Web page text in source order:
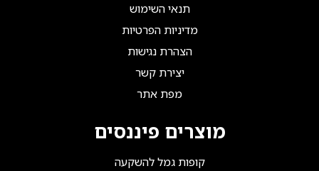
תנאי השימוש
מדיניות הפרטיות
הצהרת נגישות
יצירת קשר
מפת אתר
מוצרים פיננסים
קופות גמל להשקעה